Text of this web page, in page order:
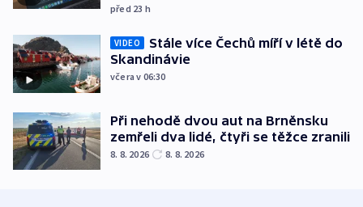
před 23 h
VIDEO
Stále více Čechů míří v létě do
Skandinávie
včera v 06:30
Při nehodě dvou aut na Brněnsku
zemřeli dva lidé, čtyři se těžce zranili
8. 8. 2026 8. 8. 2026